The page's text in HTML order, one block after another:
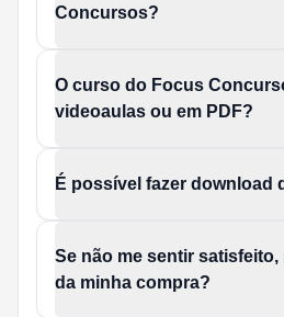
Concursos?
O curso do Focus
videoaulas ou em PDF?
É possível fazer download
Se não me sentir
da minha compra?